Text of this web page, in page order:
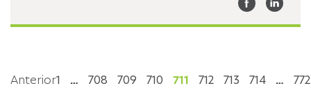
Anterior1 … 708 709 710 711 712 713 714 … 772